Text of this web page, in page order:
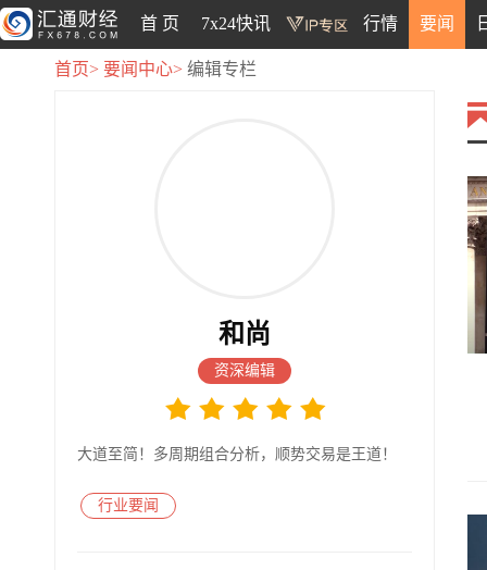
首 页 7x24快讯 行情 要闻
首页> 要闻中心> 编辑专栏
和尚
资深编辑
大道至简！多周期组合分析，顺势交易是王道！
行业要闻